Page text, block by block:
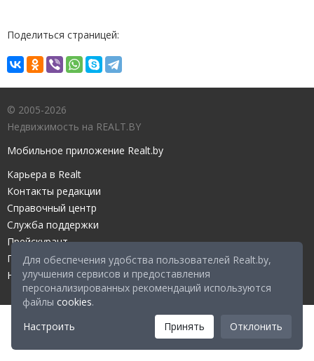
Для обеспечения удобства пользователей Realt.by,
улучшения сервисов и предоставления
персонализированных рекомендаций используются
файлы cookies.
Настроить
Принять Отклонить
Поделиться страницей:
© 2005-2026
Недвижимость на REALT.BY
Мобильное приложение Realt.by
Карьера в Realt
Контакты редакции
Справочный центр
Служба поддержки
Прейскурант
Правовые документы
Настройка файлов cookies